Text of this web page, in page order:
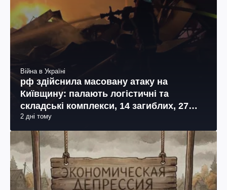
Війна в Україні
рф здійснила масовану атаку на
Київщину: палають логістичні та
складські комплекси, 14 загиблих, 27
поранених (фото, відео)
2 дні тому